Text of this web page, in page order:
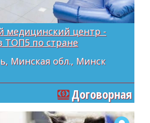
медицинский центр -
ТОП5 по стране
Минская обл., Минск
Договорная